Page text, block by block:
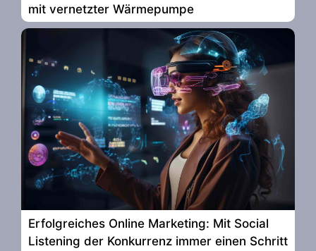
mit vernetzter Wärmepumpe
Erfolgreiches Online Marketing: Mit Social
Listening der Konkurrenz immer einen Schritt